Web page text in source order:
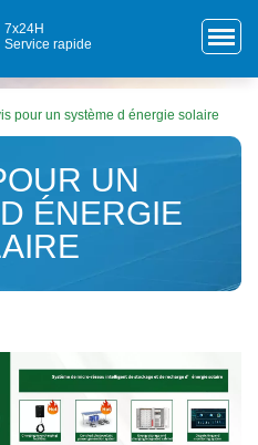
7x24H
Service rapide
pour un système d énergie solaire
UN
ÉNERGIE